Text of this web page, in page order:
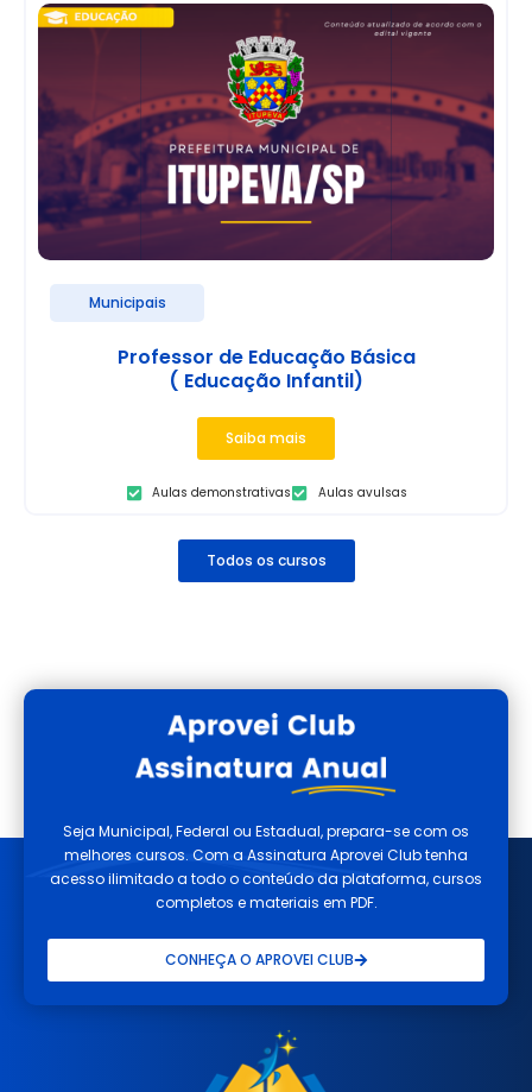
Municipais
Professor de Educação Básica
( Educação Infantil)
Saiba mais
Aulas demonstrativas Aulas avulsas
Todos os cursos
Seja Municipal, Federal ou Estadual, prepara-se com os
melhores cursos. Com a Assinatura Aprovei Club tenha
acesso ilimitado a todo o conteúdo da plataforma, cursos
completos e materiais em PDF.
CONHEÇA O APROVEI CLUB